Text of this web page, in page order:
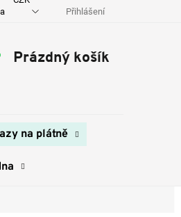
Kontakty Přihlášení
Nákupní
Prázdný košík
na plátně